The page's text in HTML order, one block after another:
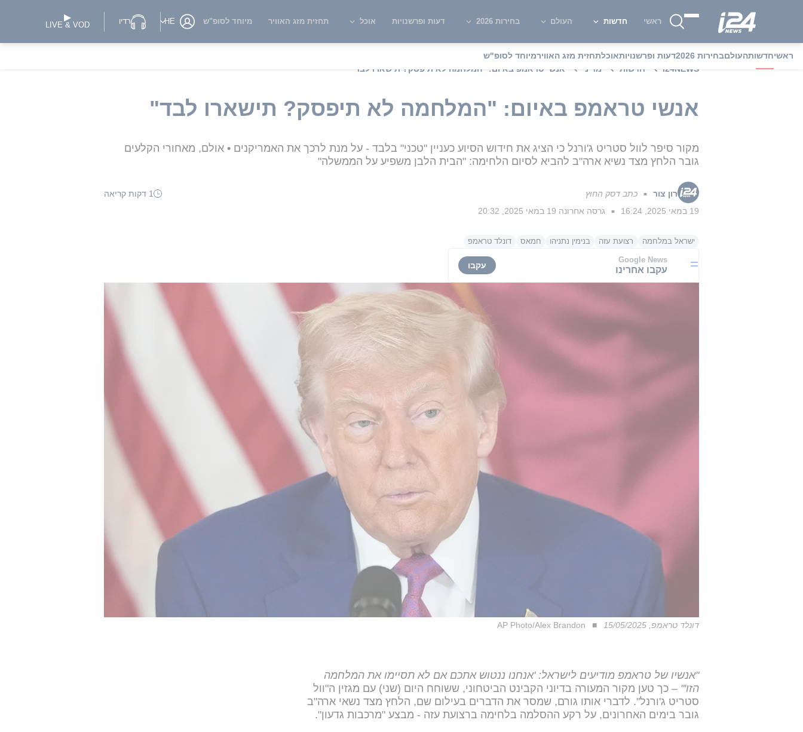
ראשי חדשות העולם בחירות 2026 דעות ופרשנויות אוכל תחזית מזג האוויר מיוחד לסופ"ש HE רדיו LIVE & VOD
ראשיחדשותהעולםבחירות 2026 דעות ופרשנויותאוכלתחזית מזג האווירמיוחד לסופ"ש
i24NEWS
חדשות מדיני אנשי טראמפ באיום: "המלחמה לא תיפסק? תישארו לבד"
אנשי טראמפ באיום: "המלחמה לא תיפסק? תישארו לבד"
מקור סיפר לוול סטריט ג'ורנל כי הציג את חידוש הסיוע כעניין "טכני" בלבד - על מנת לרכך את האמריקנים • אולם, מאחורי הקלעים
גובר הלחץ מצד נשיא ארה"ב להביא לסיום הלחימה: "הבית הלבן משפיע על הממשלה"
רון צור ■ כתב דסק החוץ
1 דקות קריאה
19 במאי 2025, 16:24
■ גרסה אחרונה 19 במאי 2025, 20:32
ישראל במלחמה רצועת עזה בנימין נתניהו חמאס דונלד טראמפ
Google News
עקבו אחרינו עקבו
דונלד טראמפ, 15/05/2025 AP Photo/Alex Brandon
"אנשיו של טראמפ מודיעים לישראל: 'אנחנו ננטוש אתכם אם לא תסיימו את המלחמה
הזו'" – כך טען מקור המעורה בדיוני הקבינט הביטחוני, ששוחח היום (שני) עם מגזין ה"וול
סטריט ג'ורנל". לדברי אותו גורם, שמסר את הדברים בעילום שם, הלחץ מצד נשאי ארה"ב
גובר בימים האחרונים, על רקע ההסלמה בלחימה ברצועת עזה - מבצע "מרכבות גדעון".